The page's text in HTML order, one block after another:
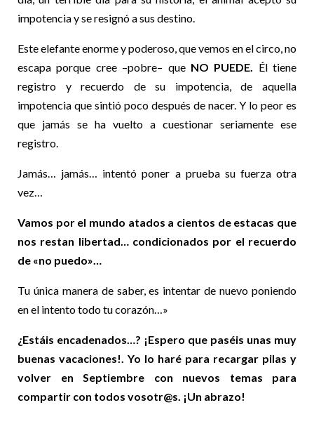
impotencia y se resignó a sus destino.
Este elefante enorme y poderoso, que vemos en el circo, no
escapa porque cree –pobre– que NO PUEDE. Él tiene
registro y recuerdo de su impotencia, de aquella
impotencia que sintió poco después de nacer. Y lo peor es
que jamás se ha vuelto a cuestionar seriamente ese
registro.
Jamás… jamás… intentó poner a prueba su fuerza otra
vez…
Vamos por el mundo atados a cientos de estacas que
nos restan libertad… condicionados por el recuerdo
de «no puedo»…
Tu única manera de saber, es intentar de nuevo poniendo
en el intento todo tu corazón…»
¿Estáis encadenados…? ¡Espero que paséis unas muy
buenas vacaciones!. Yo lo haré para recargar pilas y
volver en Septiembre con nuevos temas para
compartir con todos vosotr@s. ¡Un abrazo!